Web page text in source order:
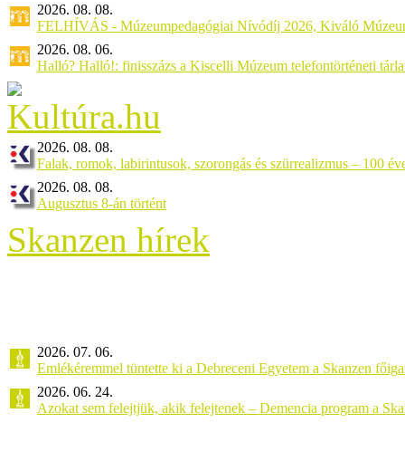
2026. 08. 08.
FELHÍVÁS - Múzeumpedagógiai Nívódíj 2026, Kiváló
2026. 08. 06.
Halló? Halló!: finisszázs a Kiscelli Múzeum telefontörténeti
2026. 08. 08.
Falak, romok, labirintusok, szorongás és szürrealizmus – 100
2026. 08. 08.
Augusztus 8-án történt
Skanzen hírek
2026. 07. 06.
Emlékéremmel tüntette ki a Debreceni Egyetem a Skanzen
2026. 06. 24.
Azokat sem felejtjük, akik felejtenek – Demencia program a